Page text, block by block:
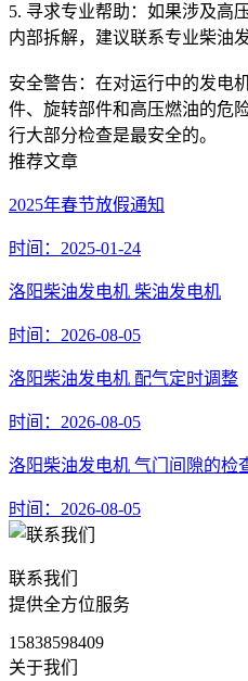
5. 寻求专业帮助：如果涉及高
内部拆解，建议联系专业柴油
安全警告：在对运行中的发电
件、旋转部件和高压燃油的危
行大部分检查是最安全的。
推荐文章
2025年春节放假通知
时间：2025-01-24
洛阳柴油发电机 柴油发电机
时间：2026-08-05
洛阳柴油发电机 配气定时调整
时间：2026-08-05
洛阳柴油发电机 气门间隙的检
时间：2026-08-05
联系我们
提供全方位服务
15838598409
关于我们